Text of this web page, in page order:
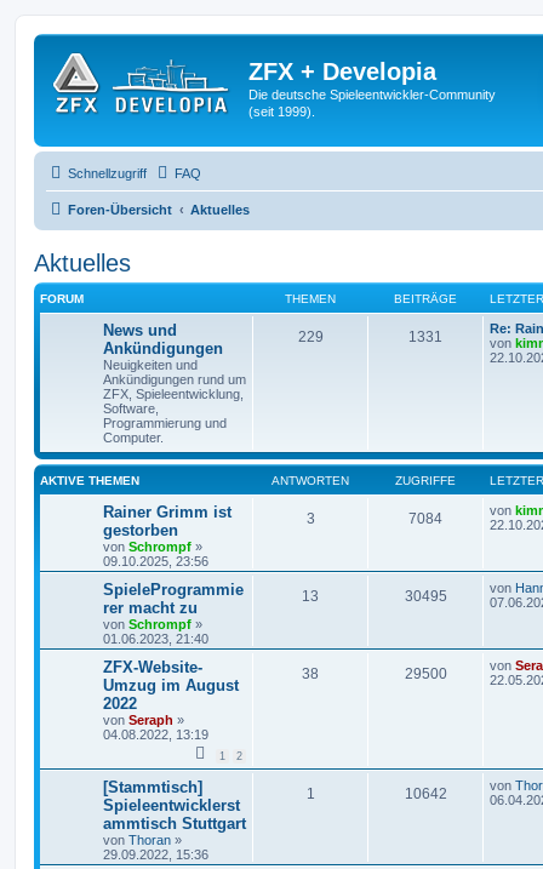
ZFX + Developia
Die deutsche Spieleentwickler-Community
(seit 1999).
Schnellzugriff FAQ
Foren-Übersicht Aktuelles
Aktuelles
FORUM THEMEN BEITRÄGE
News und
Ankündigungen
Neuigkeiten und
Ankündigungen rund um
ZFX, Spieleentwicklung,
Software,
Programmierung und
Computer.
229 1331
Re:
von
AKTIVE THEMEN ANTWORTEN ZUGRIFFE
Rainer Grimm ist
gestorben
von Schrompf »
09.10.2025, 23:56
3 7084 von
SpieleProgrammie
rer macht zu
von Schrompf »
01.06.2023, 21:40
13 30495 von
ZFX-Website-
Umzug im August
2022
von Seraph »
04.08.2022, 13:19
1 2
38 29500 von
[Stammtisch]
Spieleentwicklerst
ammtisch Stuttgart
von Thoran »
29.09.2022, 15:36
1 10642 von